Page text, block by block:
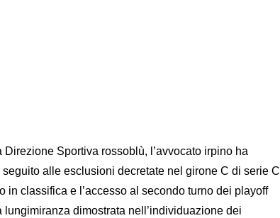
Sportiva rossoblù, l’avvocato irpino ha
alle esclusioni decretate nel girone C di serie C
in classifica e l’accesso al secondo turno dei playoff
dimostrata nell’individuazione dei